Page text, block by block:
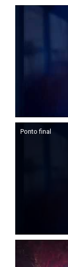
Ponto final